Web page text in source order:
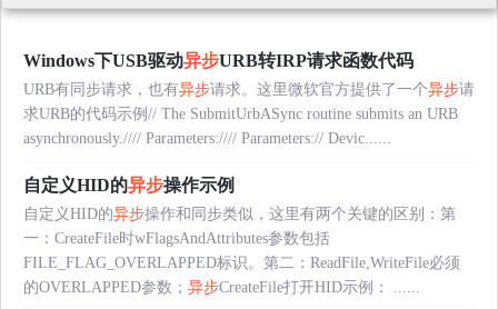
Windows下USB驱动异步URB转IRP请求函数代码
URB有同步请求，也有异步请求。这里微软官方提供了一个异步请
求URB的代码示例// The SubmitUrbASync routine submits an URB
asynchronously.//// Parameters://// Parameters:// Devic......
自定义HID的异步操作示例
自定义HID的异步操作和同步类似，这里有两个关键的区别：第
一：CreateFile时wFlagsAndAttributes参数包括
FILE_FLAG_OVERLAPPED标识。第二：ReadFile,WriteFile必须
的OVERLAPPED参数； 异步CreateFile打开HID示例： ......